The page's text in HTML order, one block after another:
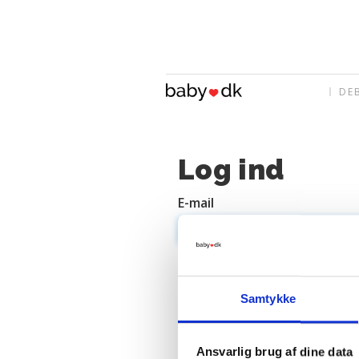
Samtykke
Ansvarlig brug af dine data
Log ind
E-mail